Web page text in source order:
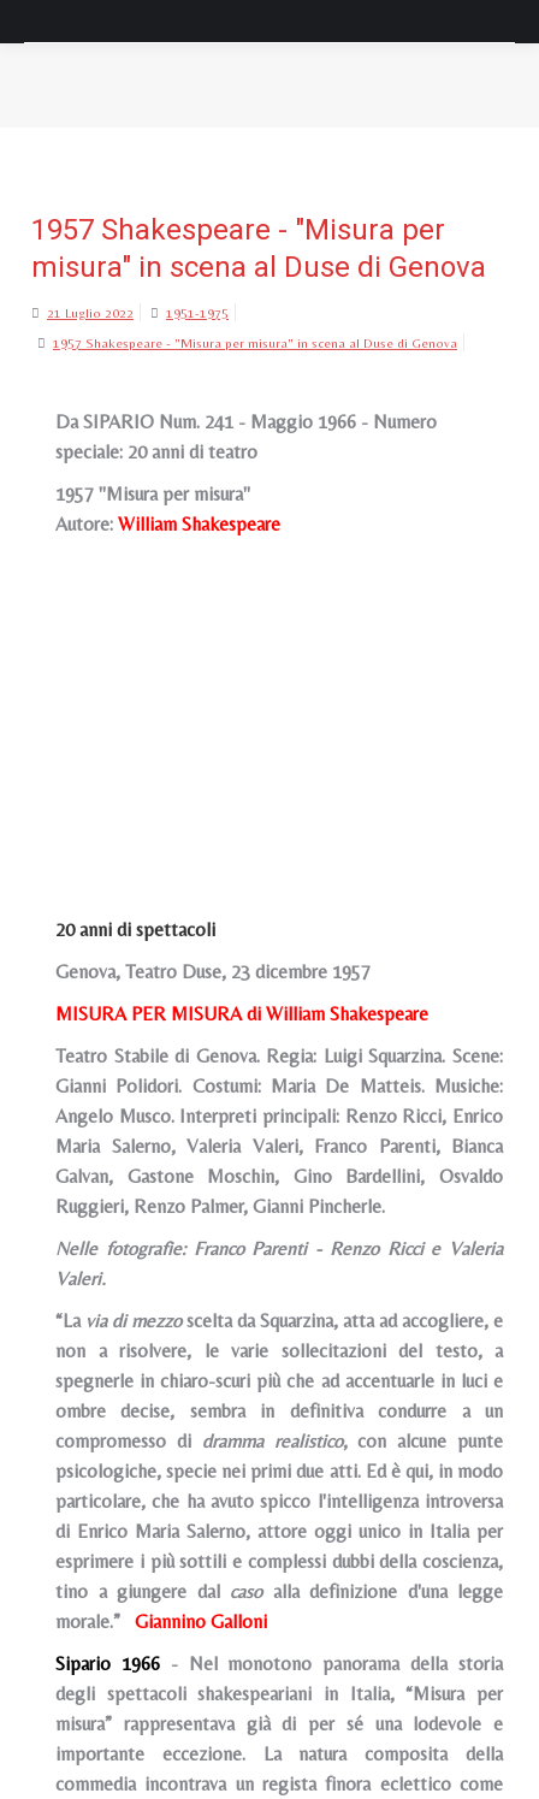
1957 Shakespeare - "Misura per
misura" in scena al Duse di Genova
21 Luglio 2022 1951-1975
1957 Shakespeare - "Misura per misura" in scena al Duse di Genova
Da SIPARIO Num. 241 - Maggio 1966 - Numero
speciale: 20 anni di teatro
1957 "Misura per misura"
Autore: William Shakespeare
20 anni di spettacoli
Genova, Teatro Duse, 23 dicembre 1957
MISURA PER MISURA di William Shakespeare
Teatro Stabile di Genova. Regia: Luigi Squarzina. Scene:
Gianni Polidori. Costumi: Maria De Matteis. Musiche:
Angelo Musco. Interpreti principali: Renzo Ricci, Enrico
Maria Salerno, Valeria Valeri, Franco Parenti, Bianca
Galvan, Gastone Moschin, Gino Bardellini, Osvaldo
Ruggieri, Renzo Palmer, Gianni Pincherle.
Nelle fotografie: Franco Parenti - Renzo Ricci e Valeria
Valeri.
“La via di mezzoscelta da Squarzina, atta ad accogliere, e
non a risolvere, le varie sollecitazioni del testo, a
spegnerle in chiaro-scuri più che ad accentuarle in luci e
ombre decise, sembra in definitiva condurre a un
compromesso di dramma realistico, con alcune punte
psicologiche, specie nei primi due atti. Ed è qui, in modo
particolare, che ha avuto spicco l'intelligenza introversa
di Enrico Maria Salerno, attore oggi unico in Italia per
esprimere i più sottili e complessi dubbi della coscienza,
tino a giungere dal casoalla definizione d'una legge
morale.” Giannino Galloni
Sipario 1966- Nel monotono panorama della storia
degli spettacoli shakespeariani in Italia, “Misura per
misura” rappresentava già di per sé una lodevole e
importante eccezione. La natura composita della
commedia incontrava un regista finora eclettico come